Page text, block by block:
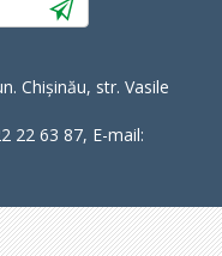
Chișinău, str. Vasile
22 63 87, E-mail: